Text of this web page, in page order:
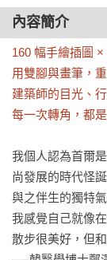
內容簡介
160 幅手繪插圖
用雙腳與畫筆，
建築師的目光、
每一次轉角，都
我個人認為首爾
尚發展的時代怪
與之伴生的獨特
我感覺自己就像
散步很美好，但